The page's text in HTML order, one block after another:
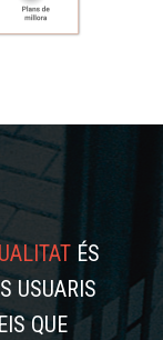
ÉS
USUARIS
QUE